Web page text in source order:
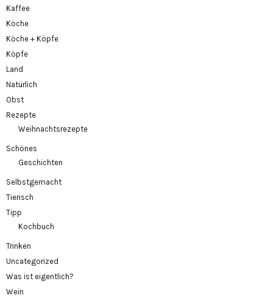
Kaffee
Köche
Köche + Köpfe
Köpfe
Land
Natürlich
Obst
Rezepte
Weihnachtsrezepte
Schönes
Geschichten
Selbstgemacht
Tierisch
Tipp
Kochbuch
Trinken
Uncategorized
Was ist eigentlich?
Wein